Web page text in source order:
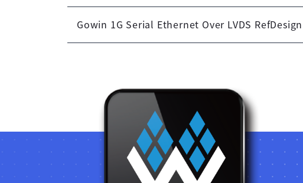
Gowin 1G Serial Ethernet Over LVDS RefDesign